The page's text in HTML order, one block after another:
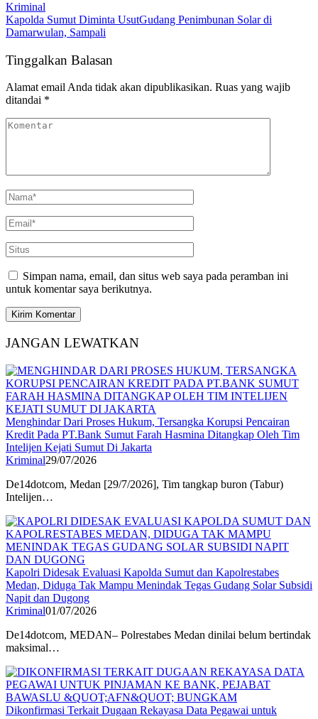
Kriminal
Kapolda Sumut Diminta UsutGudang Penimbunan Solar di
Damarwulan, Sampali
Tinggalkan Balasan
Alamat email Anda tidak akan dipublikasikan. Ruas yang wajib
ditandai *
Simpan nama, email, dan situs web saya pada peramban ini
untuk komentar saya berikutnya.
JANGAN LEWATKAN
Menghindar Dari Proses Hukum, Tersangka Korupsi Pencairan
Kredit Pada PT.Bank Sumut Farah Hasmina Ditangkap Oleh Tim
Intelijen Kejati Sumut Di Jakarta
Kriminal29/07/2026
De14dotcom, Medan [29/7/2026], Tim tangkap buron (Tabur)
Intelijen…
Kapolri Didesak Evaluasi Kapolda Sumut dan Kapolrestabes
Medan, Diduga Tak Mampu Menindak Tegas Gudang Solar Subsidi
Napit dan Dugong
Kriminal01/07/2026
De14dotcom, MEDAN– Polrestabes Medan dinilai belum bertindak
maksimal…
Dikonfirmasi Terkait Dugaan Rekayasa Data Pegawai untuk